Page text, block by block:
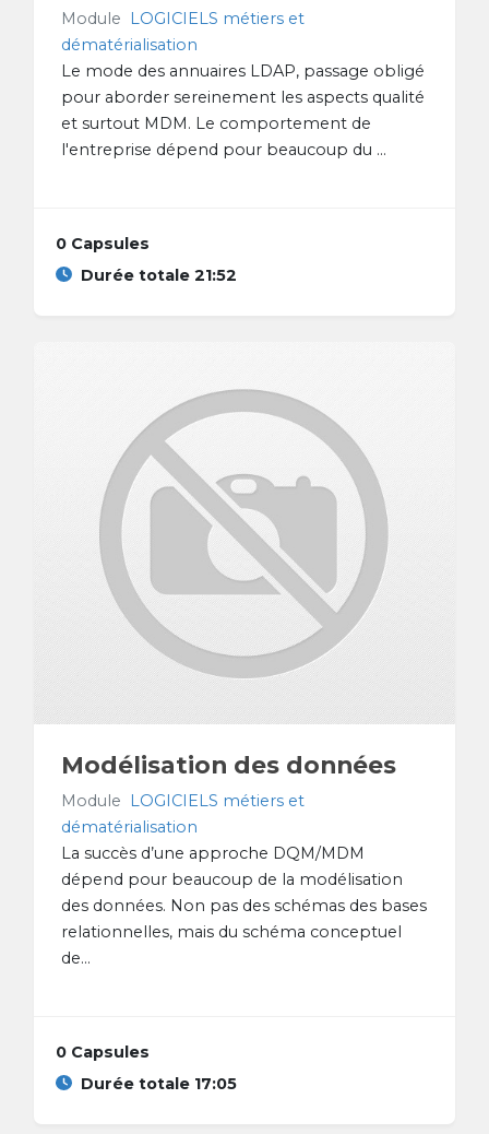
Module
LOGICIELS métiers et
dématérialisation
Le mode des annuaires LDAP, passage obligé
pour aborder sereinement les aspects qualité
et surtout MDM. Le comportement de
l'entreprise dépend pour beaucoup du ...
0 Capsules
Durée totale 21:52
Modélisation des données
Module
LOGICIELS métiers et
dématérialisation
La succès d’une approche DQM/MDM
dépend pour beaucoup de la modélisation
des données. Non pas des schémas des bases
relationnelles, mais du schéma conceptuel
de...
0 Capsules
Durée totale 17:05